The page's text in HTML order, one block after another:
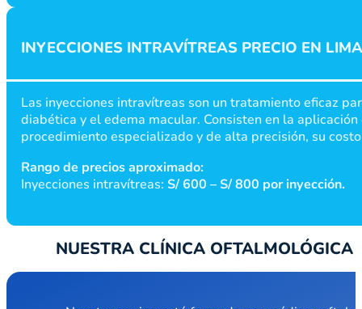
INYECCIONES INTRAVÍTREAS PRECIO EN
Las inyecciones intravítreas son un tratamiento eficaz
diabética y el edema macular. Consisten en la
procedimiento especializado y de alta precisión, su
Rango de precios aproximado:
Inyecciones intravítreas:S/ 600 – S/ 800 por inyección.
NUESTRA CLÍNICA OFTALMOLÓGICA